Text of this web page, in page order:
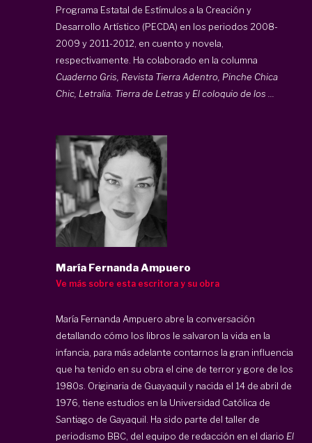
Programa Estatal de Estímulos a la Creación y
Desarrollo Artístico (PECDA) en los periodos 2008-
2009 y 2011-2012, en cuento y novela,
respectivamente. Ha colaborado en la columna
Cuaderno Gris, Revista Tierra Adentro, Pinche Chica
Chic, Letralia. Tierra de Letras y El coloquio de los ...
María Fernanda Ampuero
Ve más sobre esta escritora y su obra
María Fernanda Ampuero abre la conversación
detallando cómo los libros le salvaron la vida en la
infancia, para más adelante contarnos la gran influencia
que ha tenido en su obra el cine de terror y gore de los
1980s. Originaria de Guayaquil y nacida el 14 de abril de
1976, tiene estudios en la Universidad Católica de
Santiago de Gayaquil. Ha sido parte del taller de
periodismo BBC, del equipo de redacción en el diario El